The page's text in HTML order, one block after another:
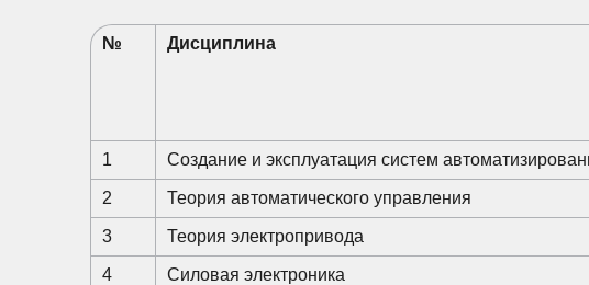
№ Дисциплина
1 Создание и эксплуатация систем
2 Теория автоматического управления
3 Теория электропривода
4 Силовая электроника